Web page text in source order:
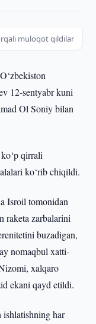
muloqot qildilar
O‘zbekiston
12-sentyabr kuni
Ol Soniy bilan
qirrali
ko‘rib chiqildi.
Isroil tomonidan
raketa zarbalarini
buzadigan,
nomaqbul xatti-
xalqaro
ekani qayd etildi.
ishlatishning har